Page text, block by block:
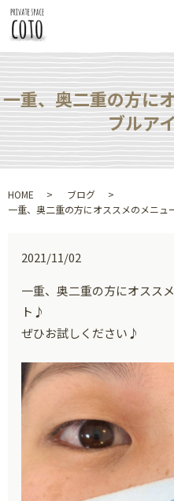
一重、奥二重の方に
ブルア
HOME
ブログ
一重、奥二重の方にオススメのメニュ
2021/11/02
一重、奥二重の方にオスス
ト♪
ぜひお試しください♪